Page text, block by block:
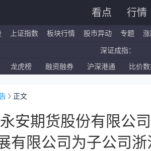
看点 行情
上证指数 板块行情 股市异动 专题
深证成指：
国企指数：
龙虎榜 融资融券 沪深港通 比价
正文
安期货股份有限公
有限公司为子公司